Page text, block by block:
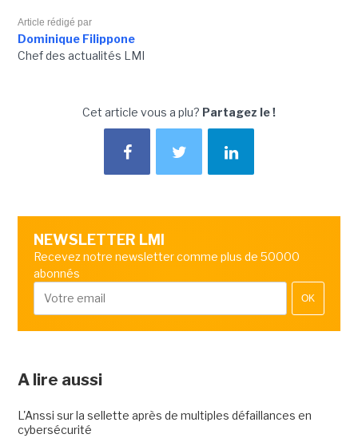
Article rédigé par
Dominique Filippone
Chef des actualités LMI
Cet article vous a plu? Partagez le !
NEWSLETTER LMI
Recevez notre newsletter comme plus de 50000
abonnés
OK
A lire aussi
L'Anssi sur la sellette après de multiples défaillances en
cybersécurité